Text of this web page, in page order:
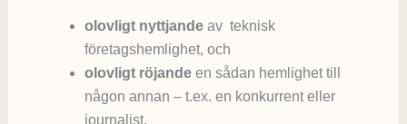
olovligt nyttjande av teknisk
företagshemlighet, och
olovligt röjandeen sådan hemlighet till
någon annan – t.ex. en konkurrent eller
journalist.